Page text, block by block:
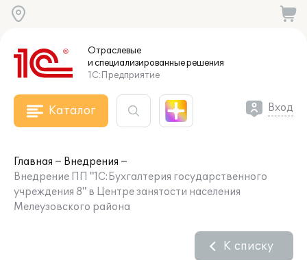
Отраслевые
и специализированныерешения
1С:Предприятие
Каталог Вход
Главная
Внедрения
Внедрение ПП "1С:Бухгалтерия государственного
учреждения 8" в Центре занятости населения
Мелеузовского района
К списку